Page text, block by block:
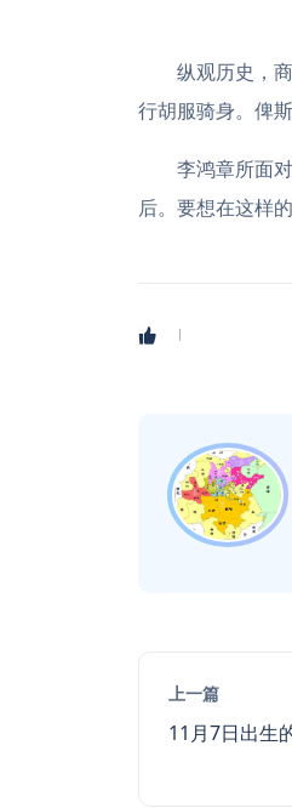
纵观历史，
行胡服骑身。俾
李鸿章所面
后。要想在这样
上一篇
11月7日出生